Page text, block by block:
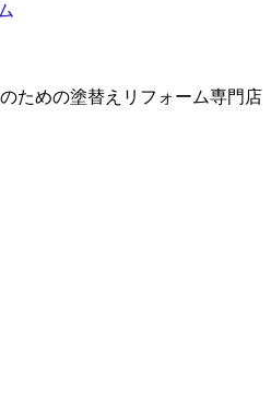
ための塗替えリフォーム専門店